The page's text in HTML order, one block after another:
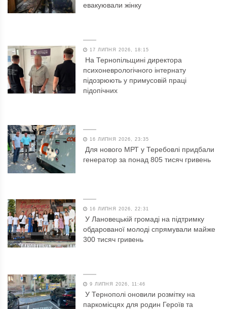
евакуювали жінку
17 ЛИПНЯ 2026, 18:15
На Тернопільщині директора
психоневрологічного інтернату
підозрюють у примусовій праці
підопічних
16 ЛИПНЯ 2026, 23:35
Для нового МРТ у Теребовлі придбали
генератор за понад 805 тисяч гривень
16 ЛИПНЯ 2026, 22:31
У Лановецькій громаді на підтримку
обдарованої молоді спрямували майже
300 тисяч гривень
9 ЛИПНЯ 2026, 11:46
У Тернополі оновили розмітку на
паркомісцях для родин Героїв та